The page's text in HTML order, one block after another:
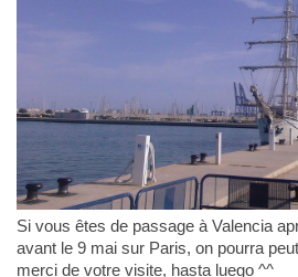
Si vous êtes de passage à Valencia
avant le 9 mai sur Paris, on pourra
merci de votre visite, hasta luego ^^